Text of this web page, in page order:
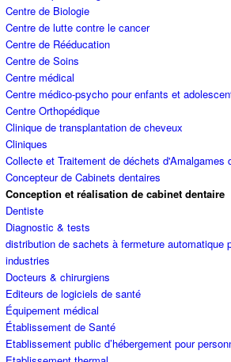
Centre de Biologie
Centre de lutte contre le cancer
Centre de Rééducation
Centre de Soins
Centre médical
Centre médico-psycho pour enfants et
Centre Orthopédique
Clinique de transplantation de cheveux
Cliniques
Collecte et Traitement de déchets d'Amalgames
Concepteur de Cabinets dentaires
Conception et réalisation de cabinet dentaire
Dentiste
Diagnostic & tests
distribution de sachets à fermeture automatique
industries
Docteurs & chirurgiens
Editeurs de logiciels de santé
Équipement médical
Établissement de Santé
Etablissement public d’hébergement pour